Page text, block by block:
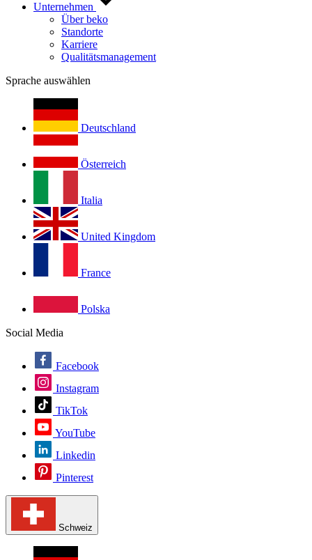
Unternehmen
Über beko
Standorte
Karriere
Qualitätsmanagement
Sprache auswählen
Deutschland
Österreich
Italia
United Kingdom
France
Polska
Social Media
Facebook
Instagram
TikTok
YouTube
Linkedin
Pinterest
Schweiz